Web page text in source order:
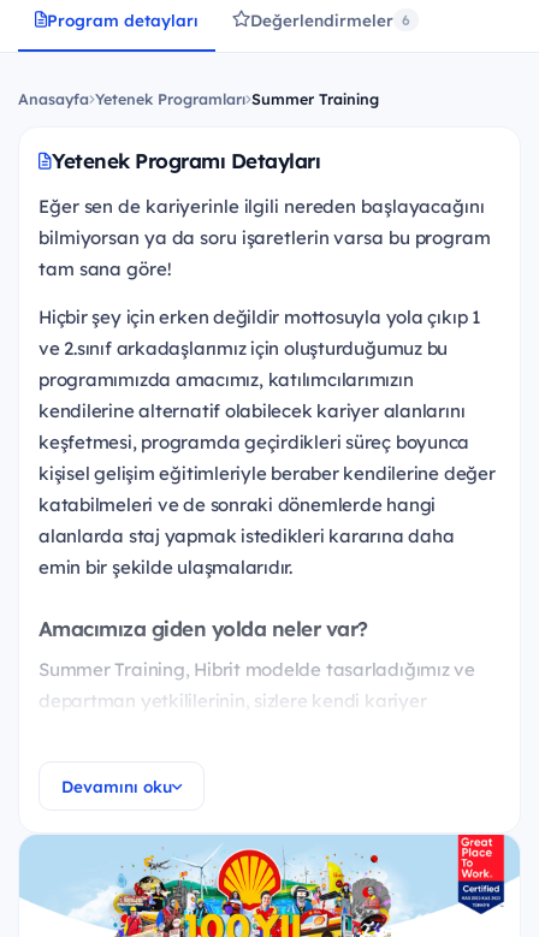
Program detayları Değerlendirmeler 6
Anasayfa Yetenek Programları Summer Training
Yetenek Programı Detayları
Eğer sen de kariyerinle ilgili nereden başlayacağını
bilmiyorsan ya da soru işaretlerin varsa bu program
tam sana göre!
Hiçbir şey için erken değildir mottosuyla yola çıkıp 1
ve 2.sınıf arkadaşlarımız için oluşturduğumuz bu
programımızda amacımız, katılımcılarımızın
kendilerine alternatif olabilecek kariyer alanlarını
keşfetmesi, programda geçirdikleri süreç boyunca
kişisel gelişim eğitimleriyle beraber kendilerine değer
katabilmeleri ve de sonraki dönemlerde hangi
alanlarda staj yapmak istedikleri kararına daha
emin bir şekilde ulaşmalarıdır.
Amacımıza giden yolda neler var?
Summer Training, Hibrit modelde tasarladığımız ve
departman yetkililerinin, sizlere kendi kariyer
yaptıklarından bahsettikleri bir programdır. Bu
program kapsamında Derince terminali ve de
departmanların neler yaptıklarını yerinde
gözlemleyebilir, Genel merkezimizde departman
tanıtımlarıyla beraber farklı workshop etkinliklerinde
Devamını oku